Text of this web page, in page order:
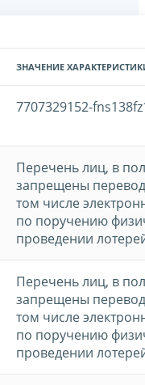
ЗНАЧЕНИЕ
7707329152-
Перечень лиц, в
запрещены
том числе
по поручению
проведении
Перечень лиц, в
запрещены
том числе
по поручению
проведении